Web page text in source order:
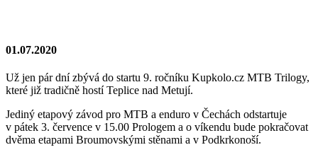
01.07.2020
Už jen pár dní zbývá do startu 9. ročníku Kupkolo.cz MTB Trilogy,
které již tradičně hostí Teplice nad Metují.
Jediný etapový závod pro MTB a enduro v Čechách odstartuje
v pátek 3. července v 15.00 Prologem a o víkendu bude pokračovat
dvěma etapami Broumovskými stěnami a v Podkrkonoší.